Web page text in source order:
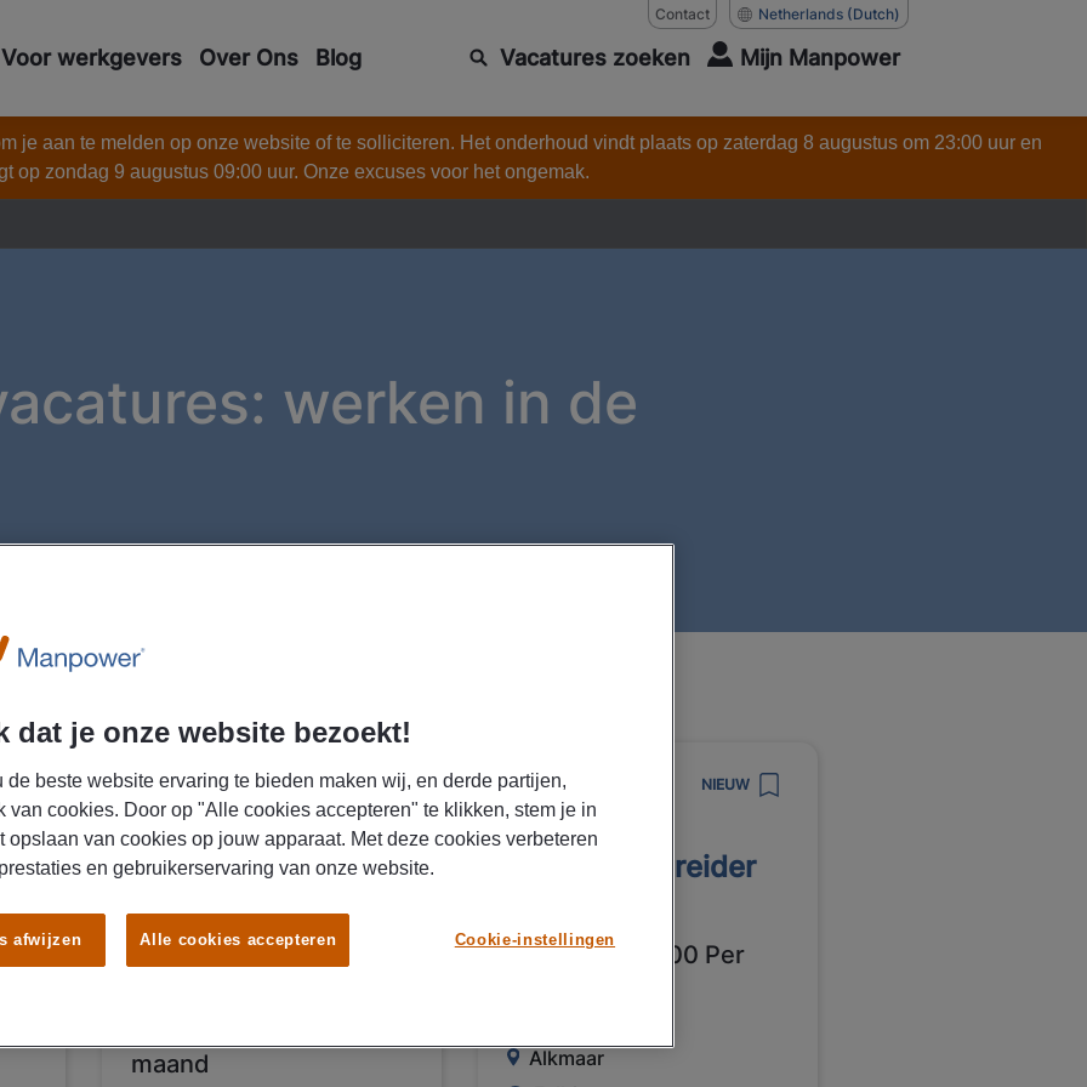
Contact Netherlands (Dutch)
Voor werkgevers Over Ons Blog Vacatures zoeken Mijn Manpower
je aan te melden op onze website of te solliciteren. Het onderhoud vindt plaats op zaterdag 8 augustus om 23:00 uur en
op zondag 9 augustus 09:00 uur. Onze excuses voor het ongemak.
werken in de
06/08/2026 NIEUW
Manpower
Technisch
Afbouw & Vloeren
Rijssen
maand
05/08/2026 NIEUW
Manpower
Werkvoorbereider
€ 3000 - € 5000 Per
Alkmaar
dat je onze website bezoekt!
de beste website ervaring te bieden maken wij, en derde partijen,
van cookies. Door op "Alle cookies accepteren" te klikken, stem je in
opslaan van cookies op jouw apparaat. Met deze cookies verbeteren
en gebruikerservaring van onze website.
Cookie-instellingen
afwijzen Alle cookies accepteren